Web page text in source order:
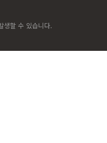
생할 수 있습니다.